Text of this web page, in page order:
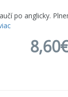
po anglicky.